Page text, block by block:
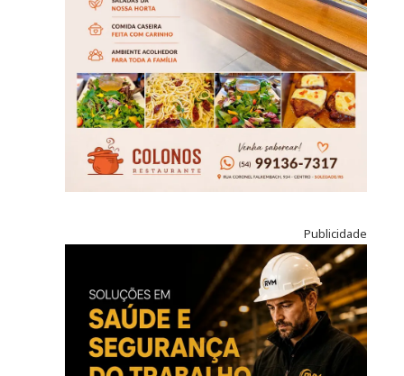
Publicidade